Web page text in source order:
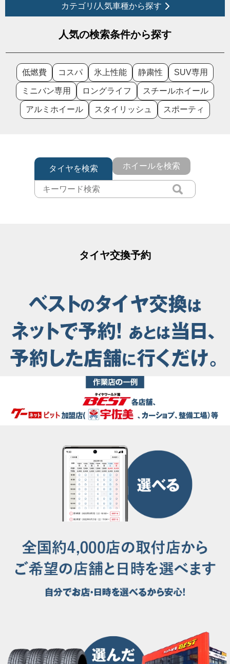
カテゴリ/人気車種から探す
人気の検索条件から探す
低燃費 コスパ 氷上性能 静粛性 SUV専用
ミニバン専用 ロングライフ スチールホイール
アルミホイール スタイリッシュ スポーティ
タイヤを検索 ホイールを検索
タイヤ交換予約